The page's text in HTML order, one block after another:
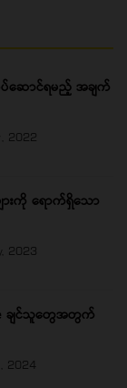
ဆောင်ရမည့် အချက်
2022
းကို ရောက်ရှိသော
2023
ချင်သူတွေအတွက်
2024